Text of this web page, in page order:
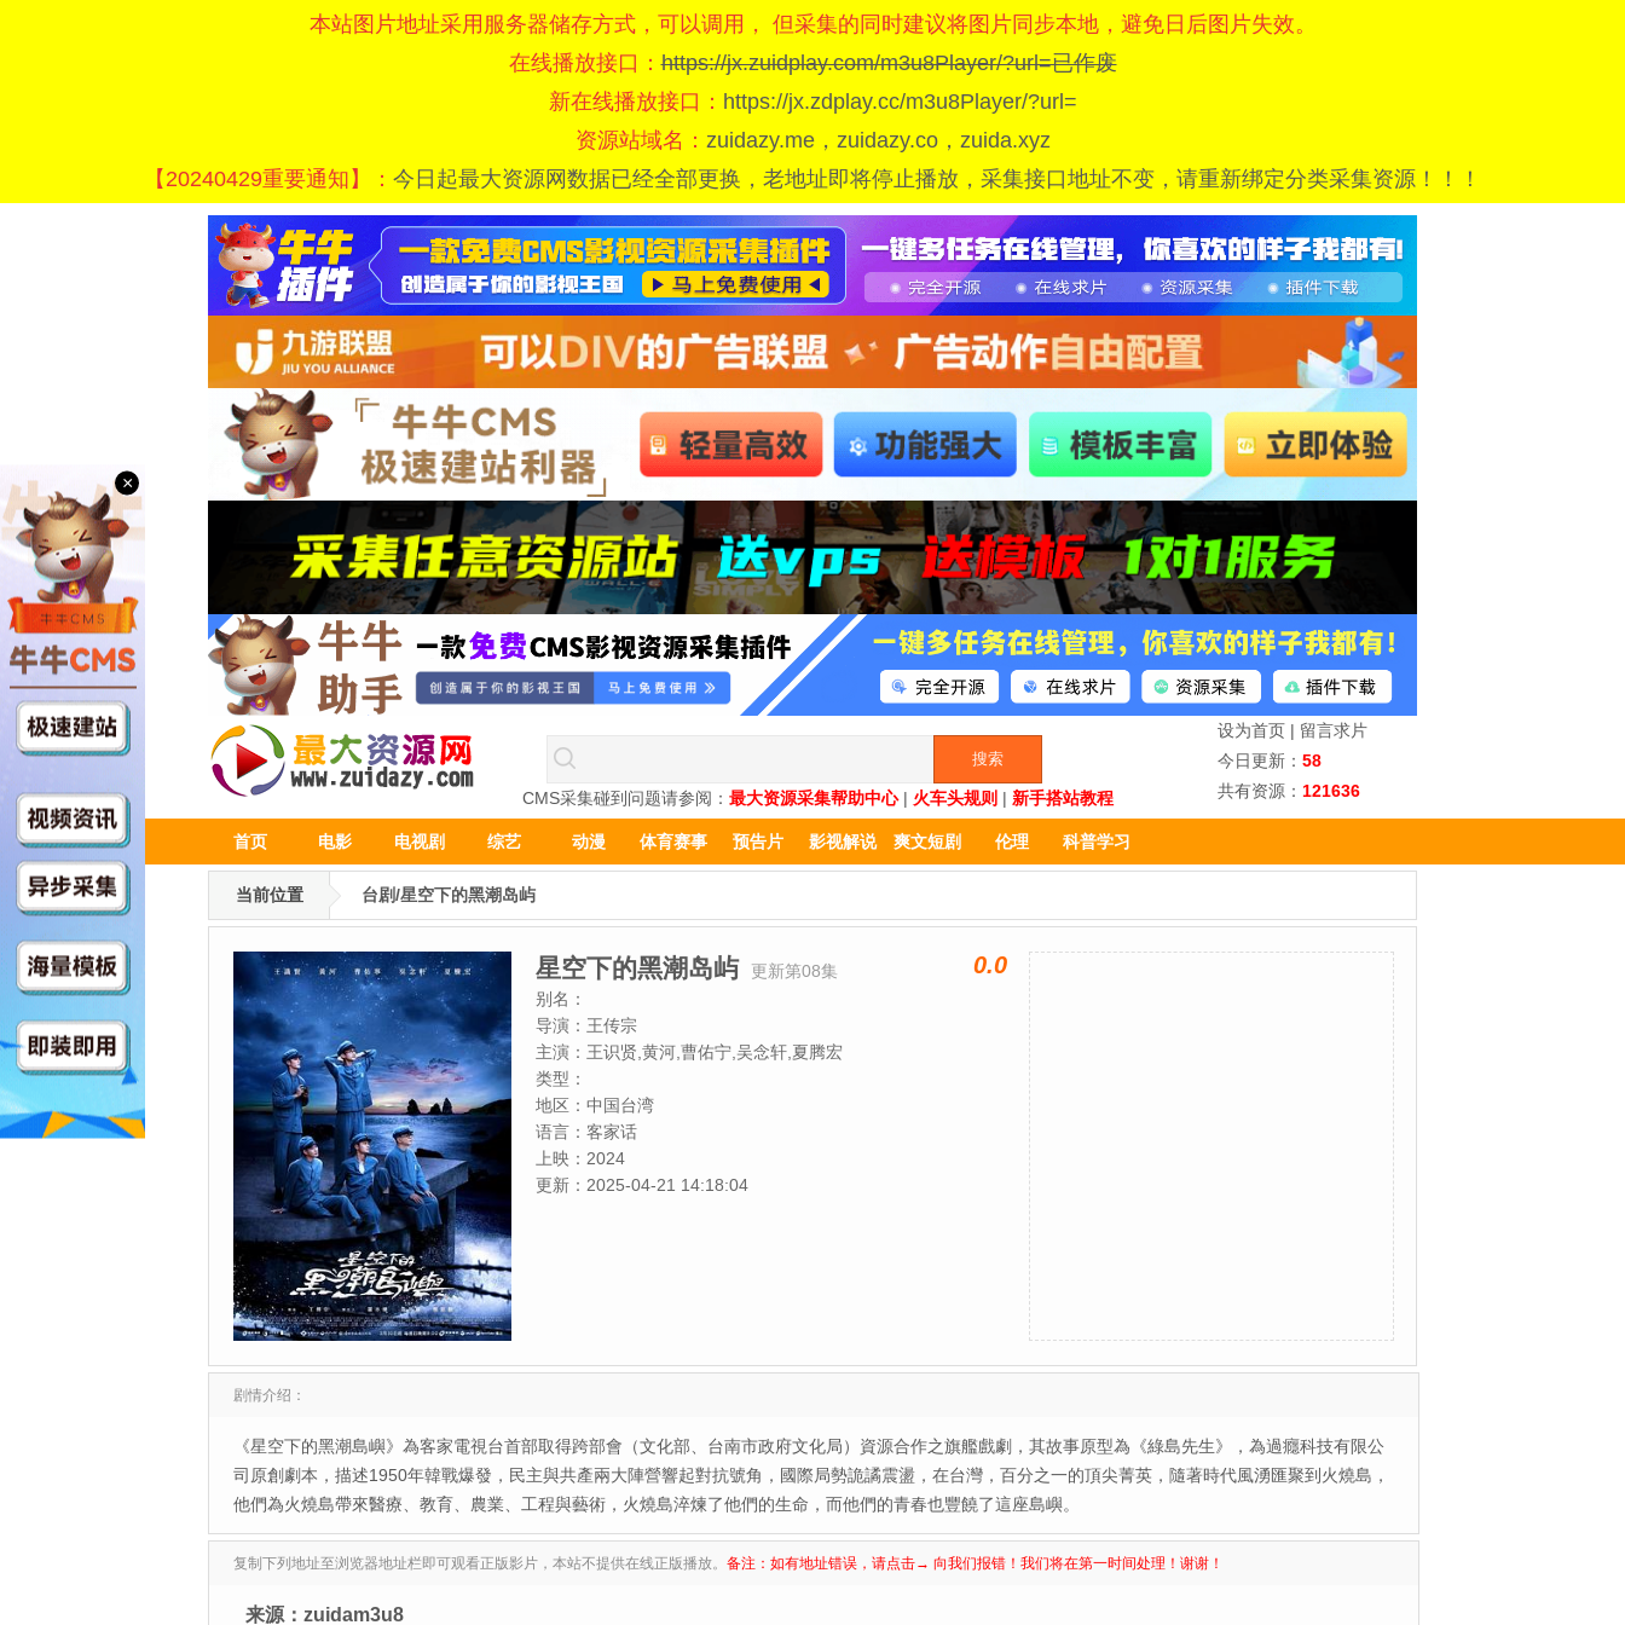
本站图片地址采用服务器储存方式，可以调用， 但采集的同时建议将图片同步本地，避免日后图片失效。
在线播放接口：https://jx.zuidplay.com/m3u8Player/?url=已作废
新在线播放接口： https://jx.zdplay.cc/m3u8Player/?url=
资源站域名： zuidazy.me，zuidazy.co，zuida.xyz
【20240429重要通知】： 今日起最大资源网数据已经全部更换，老地址即将停止播放，采集接口地址不变，请重新绑定分类采集资源！！！
CMS采集碰到问题请参阅： 最大资源采集帮助中心| 火车头规则 | 新手搭站教程
设为首页 | 留言求片
今日更新： 58
共有资源： 121636
首页 电影 电视剧 综艺 动漫 体育赛事 预告片 影视解说 爽文短剧 伦理 科普学习
当前位置 台剧/星空下的黑潮岛屿
星空下的黑潮岛屿 更新第08集 0.0
别名：
导演： 王传宗
主演： 王识贤,黄河,曹佑宁,吴念轩,夏腾宏
类型：
地区： 中国台湾
语言： 客家话
上映： 2024
更新： 2025-04-21 14:18:04
剧情介绍：
《星空下的黑潮島嶼》為客家電視台首部取得跨部會（文化部、台南市政府文化局）資源合作之旗艦戲劇，其故事原型為《綠島先生》，為過癮科技有限公
司原創劇本，描述1950年韓戰爆發，民主與共產兩大陣營響起對抗號角，國際局勢詭譎震盪，在台灣，百分之一的頂尖菁英，隨著時代風湧匯聚到火燒島，
他們為火燒島帶來醫療、教育、農業、工程與藝術，火燒島淬煉了他們的生命，而他們的青春也豐饒了這座島嶼。
复制下列地址至浏览器地址栏即可观看正版影片，本站不提供在线正版播放。 备注：如有地址错误，请点击→ 向我们报错！我们将在第一时间处理！谢谢！
来源：zuidam3u8
×